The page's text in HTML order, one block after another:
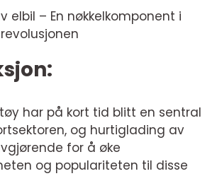
elbil – En nøkkelkomponent i
har på kort tid blitt en sentral
og hurtiglading av
for å øke
og populariteten til disse